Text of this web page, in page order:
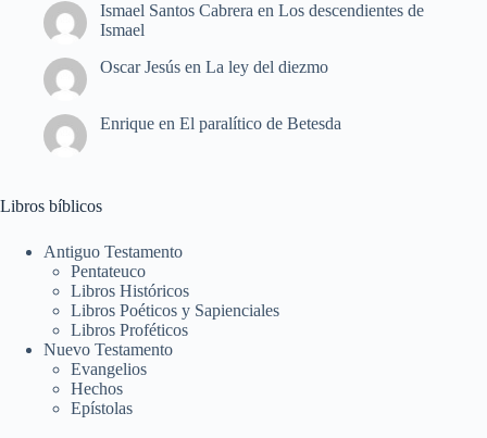
Ismael Santos Cabrera en Los descendientes de
Ismael
Oscar Jesús en La ley del diezmo
Enrique en El paralítico de Betesda
Libros bíblicos
Antiguo Testamento
Pentateuco
Libros Históricos
Libros Poéticos y Sapienciales
Libros Proféticos
Nuevo Testamento
Evangelios
Hechos
Epístolas